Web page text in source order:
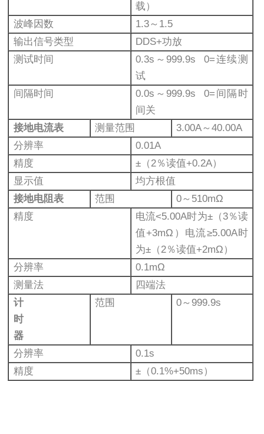
载）
波峰因数
1.3～1.5
输出信号类型
DDS+功放
测试时间
0.3s～999.9s 0=连续测
试
间隔时间
0.0s～999.9s 0=间隔时
间关
接地电流表
测量范围
3.00A～40.00A
分辨率
0.01A
精度
±（2％读值+0.2A）
显示值
均方根值
接地电阻表
范围
0～510mΩ
精度
电流<5.00A时为±（3％读
值+3mΩ）电流≥5.00A时
为±（2％读值+2mΩ）
分辨率
0.1mΩ
测量法
四端法
计
时
器
范围 0～999.9s
分辨率
0.1s
精度
±（0.1%+50ms）